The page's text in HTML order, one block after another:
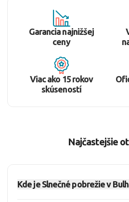
Garancia najnižšej
ceny
Viac ako 15 rokov
skúseností
Najčastejšie
Kde je Slnečné pobrežie v